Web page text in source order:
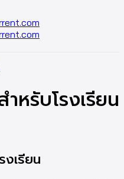
หรับโรงเรียน
งเรียน